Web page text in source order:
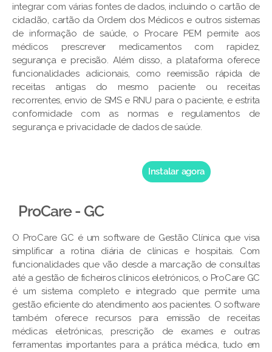
integrar com várias fontes de dados, incluindo o cartão de
cidadão, cartão da Ordem dos Médicos e outros sistemas
de informação de saúde, o Procare PEM permite aos
médicos prescrever medicamentos com rapidez,
segurança e precisão. Além disso, a plataforma oferece
funcionalidades adicionais, como reemissão rápida de
receitas antigas do mesmo paciente ou receitas
recorrentes, envio de SMS e RNU para o paciente, e estrita
conformidade com as normas e regulamentos de
segurança e privacidade de dados de saúde.
Instalar agora
ProCare - GC
O ProCare GC é um software de Gestão Clínica que visa
simplificar a rotina diária de clínicas e hospitais. Com
funcionalidades que vão desde a marcação de consultas
até a gestão de ficheiros clínicos eletrónicos, o ProCare GC
é um sistema completo e integrado que permite uma
gestão eficiente do atendimento aos pacientes. O software
também oferece recursos para emissão de receitas
médicas eletrónicas, prescrição de exames e outras
ferramentas importantes para a prática médica, tudo em